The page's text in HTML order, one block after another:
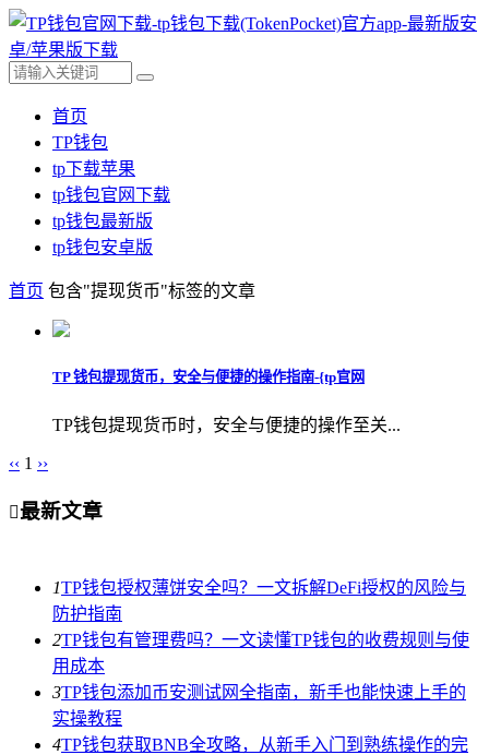
首页
TP钱包
tp下载苹果
tp钱包官网下载
tp钱包最新版
tp钱包安卓版
首页 包含"提现货币"标签的文章
TP 钱包提现货币，安全与便捷的操作指南-{tp官网
TP钱包提现货币时，安全与便捷的操作至关...
‹‹ 1 ››
最新文章
1TP钱包授权薄饼安全吗？一文拆解DeFi授权的风险与
防护指南
2TP钱包有管理费吗？一文读懂TP钱包的收费规则与使
用成本
3TP钱包添加币安测试网全指南，新手也能快速上手的
实操教程
4TP钱包获取BNB全攻略，从新手入门到熟练操作的完